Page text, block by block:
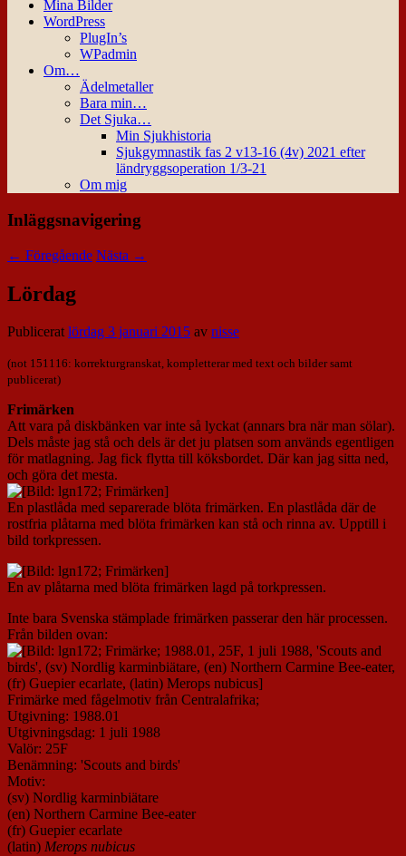
Mina Bilder
WordPress
PlugIn’s
WPadmin
Om…
Ädelmetaller
Bara min…
Det Sjuka…
Min Sjukhistoria
Sjukgymnastik fas 2 v13-16 (4v) 2021 efter
ländryggsoperation 1/3-21
Om mig
Inläggsnavigering
← Föregående Nästa →
Lördag
Publiceratlördag 3 januari 2015 av nisse
(not 151116: korrekturgranskat, kompletterar med text och bilder samt
publicerat)
Frimärken
Att vara på diskbänken var inte så lyckat (annars bra när man sölar).
Dels måste jag stå och dels är det ju platsen som används egentligen
för matlagning. Jag fick flytta till köksbordet. Där kan jag sitta ned,
och göra det mesta.
En plastlåda med separerade blöta frimärken. En plastlåda där de
rostfria plåtarna med blöta frimärken kan stå och rinna av. Upptill i
bild torkpressen.
En av plåtarna med blöta frimärken lagd på torkpressen.
Inte bara Svenska stämplade frimärken passerar den här processen.
Från bilden ovan:
Frimärke med fågelmotiv från Centralafrika;
Utgivning: 1988.01
Utgivningsdag: 1 juli 1988
Valör: 25F
Benämning: 'Scouts and birds'
Motiv:
(sv) Nordlig karminbiätare
(en) Northern Carmine Bee-eater
(fr) Guepier ecarlate
(latin) Merops nubicus